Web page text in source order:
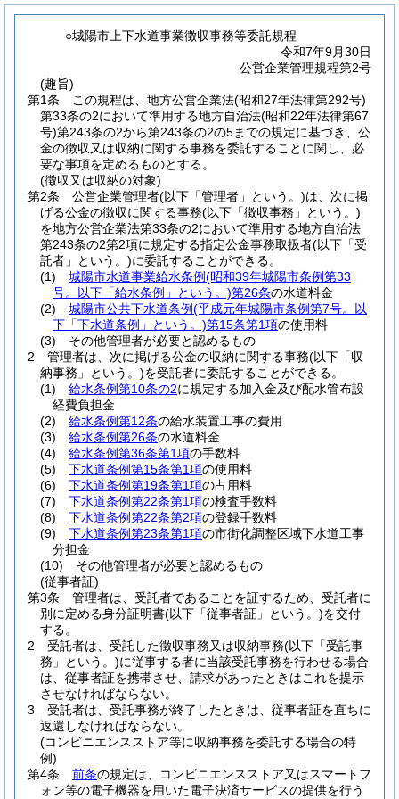
○城陽市上下水道事業徴収事務等委託規程
令和7年9月30日
公営企業管理規程第2号
(趣旨)
第1条
この規程は、地方公営企業法(昭和27年法律第292号)
第33条の2において準用する地方自治法(昭和22年法律第67
号)第243条の2から第243条の2の5までの規定に基づき、公
金の徴収又は収納に関する事務を委託することに関し、必
要な事項を定めるものとする。
(徴収又は収納の対象)
第2条
公営企業管理者(以下「管理者」という。)は、次に掲
げる公金の徴収に関する事務(以下「徴収事務」という。)
を地方公営企業法第33条の2において準用する地方自治法
第243条の2第2項に規定する指定公金事務取扱者(以下「受
託者」という。)に委託することができる。
(1)
城陽市水道事業給水条例(昭和39年城陽市条例第33
号。以下「給水条例」という。)第26条の水道料金
(2)
城陽市公共下水道条例(平成元年城陽市条例第7号。以
下「下水道条例」という。)第15条第1項の使用料
(3)
その他管理者が必要と認めるもの
2
管理者は、次に掲げる公金の収納に関する事務(以下「収
納事務」という。)を受託者に委託することができる。
(1)
給水条例第10条の2に規定する加入金及び配水管布設
経費負担金
(2)
給水条例第12条の給水装置工事の費用
(3)
給水条例第26条の水道料金
(4)
給水条例第36条第1項の手数料
(5)
下水道条例第15条第1項の使用料
(6)
下水道条例第19条第1項の占用料
(7)
下水道条例第22条第1項の検査手数料
(8)
下水道条例第22条第2項の登録手数料
(9)
下水道条例第23条第1項の市街化調整区域下水道工事
分担金
(10)
その他管理者が必要と認めるもの
(従事者証)
第3条
管理者は、受託者であることを証するため、受託者に
別に定める身分証明書(以下「従事者証」という。)を交付
する。
2
受託者は、受託した徴収事務又は収納事務(以下「受託事
務」という。)に従事する者に当該受託事務を行わせる場合
は、従事者証を携帯させ、請求があったときはこれを提示
させなければならない。
3
受託者は、受託事務が終了したときは、従事者証を直ちに
返還しなければならない。
(コンビニエンスストア等に収納事務を委託する場合の特
例)
第4条
前条の規定は、コンビニエンスストア又はスマートフ
ォン等の電子機器を用いた電子決済サービスの提供を行う